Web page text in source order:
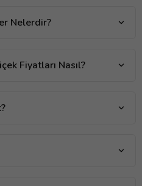
Nelerdir?
Fiyatları Nasıl?